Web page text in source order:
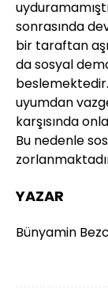
sonrasında
bir taraftan
da sosyal
uyumdan
karşısında
Bu nedenle
YAZAR
Bünyamin